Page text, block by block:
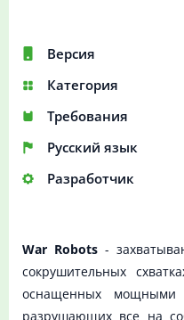
Версия
Категория
Требования
Русский язык
Разработчик
War Robots-
сокрушительных
оснащенных
разрушающих все на